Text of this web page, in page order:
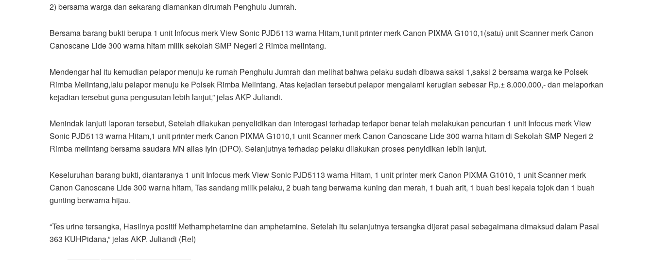
2) bersama warga dan sekarang diamankan dirumah Penghulu Jumrah.
Bersama barang bukti berupa 1 unit Infocus merk View Sonic PJD5113 warna Hitam,1unit printer merk Canon PIXMA G1010,1(satu) unit Scanner merk Canon
Canoscane Lide 300 warna hitam milik sekolah SMP Negeri 2 Rimba melintang.
Mendengar hal itu kemudian pelapor menuju ke rumah Penghulu Jumrah dan melihat bahwa pelaku sudah dibawa saksi 1,saksi 2 bersama warga ke Polsek
Rimba Melintang,lalu pelapor menuju ke Polsek Rimba Melintang. Atas kejadian tersebut pelapor mengalami kerugian sebesar Rp.± 8.000.000,- dan melaporkan
kejadian tersebut guna pengusutan lebih lanjut,” jelas AKP Juliandi.
Menindak lanjuti laporan tersebut, Setelah dilakukan penyelidikan dan interogasi terhadap terlapor benar telah melakukan pencurian 1 unit Infocus merk View
Sonic PJD5113 warna Hitam,1 unit printer merk Canon PIXMA G1010,1 unit Scanner merk Canon Canoscane Lide 300 warna hitam di Sekolah SMP Negeri 2
Rimba melintang bersama saudara MN alias Iyin (DPO). Selanjutnya terhadap pelaku dilakukan proses penyidikan lebih lanjut.
Keseluruhan barang bukti, diantaranya 1 unit Infocus merk View Sonic PJD5113 warna Hitam, 1 unit printer merk Canon PIXMA G1010, 1 unit Scanner merk
Canon Canoscane Lide 300 warna hitam, Tas sandang milik pelaku, 2 buah tang berwarna kuning dan merah, 1 buah arit, 1 buah besi kepala tojok dan 1 buah
gunting berwarna hijau.
“Tes urine tersangka, Hasilnya positif Methamphetamine dan amphetamine. Setelah itu selanjutnya tersangka dijerat pasal sebagaimana dimaksud dalam Pasal
363 KUHPidana,” jelas AKP. Juliandi (Rel)